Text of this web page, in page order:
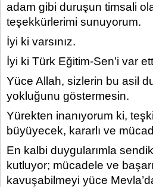
adam gibi duruşun timsali
teşekkürlerimi sunuyorum.
İyi ki varsınız.
İyi ki Türk Eğitim-Sen’i var
Yüce Allah, sizlerin bu asil
yokluğunu göstermesin.
Yürekten inanıyorum ki,
büyüyecek, kararlı ve
En kalbi duygularımla
kutluyor; mücadele ve
kavuşabilmeyi yüce